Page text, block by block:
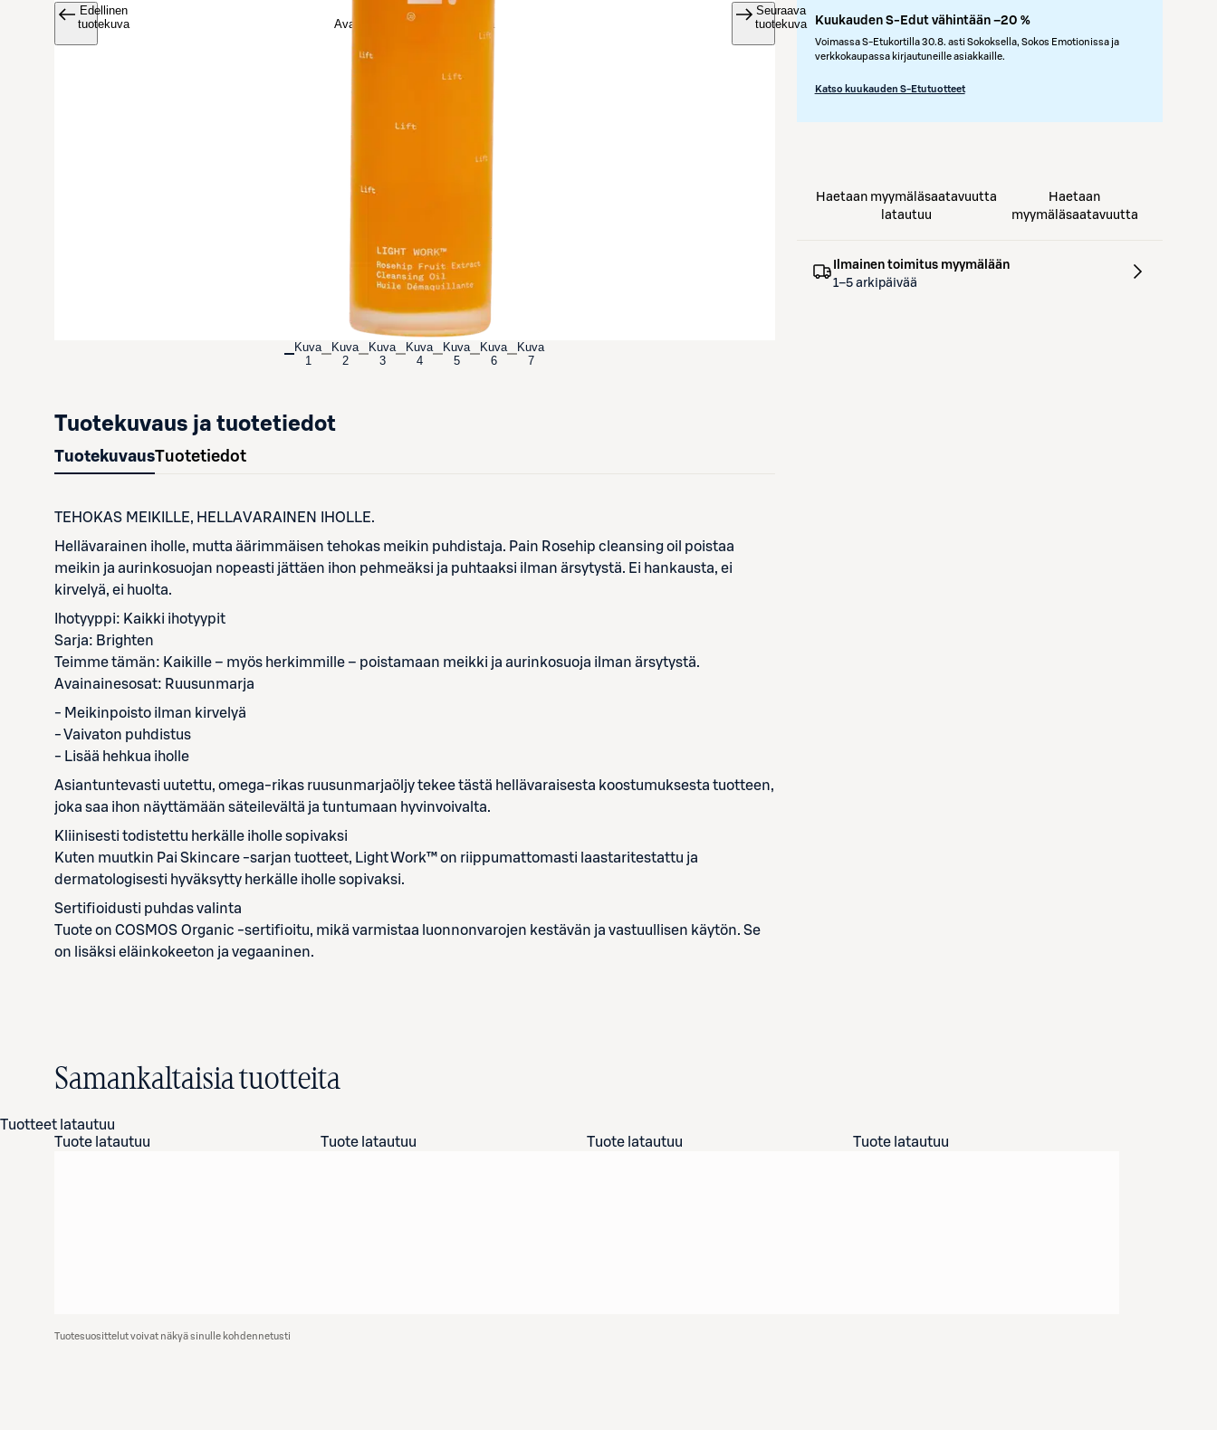
Avaa tuotekuva suurennettuna
Edellinen
tuotekuva
Seuraava
tuotekuva
Kuva
1
Kuva
2
Kuva
3
Kuva
4
Kuva
5
Kuva
6
Kuva
7
Kuukauden S-Edut vähintään –20 %
Voimassa S-Etukortilla 30.8. asti Sokoksella, Sokos Emotionissa ja
verkkokaupassa kirjautuneille asiakkaille.
Katso kuukauden S-Etutuotteet
Haetaan myymäläsaatavuutta
latautuu
Haetaan
myymäläsaatavuutta
Ilmainen toimitus myymälään
1–5 arkipäivää
Tuotekuvaus ja tuotetiedot
TuotekuvausTuotetiedot
TEHOKAS MEIKILLE, HELLAVARAINEN IHOLLE.
Hellävarainen iholle, mutta äärimmäisen tehokas meikin puhdistaja. Pain Rosehip cleansing oil poistaa
meikin ja aurinkosuojan nopeasti jättäen ihon pehmeäksi ja puhtaaksi ilman ärsytystä. Ei hankausta, ei
kirvelyä, ei huolta.
Ihotyyppi: Kaikki ihotyypit
Sarja: Brighten
Teimme tämän: Kaikille – myös herkimmille – poistamaan meikki ja aurinkosuoja ilman ärsytystä.
Avainainesosat: Ruusunmarja
- Meikinpoisto ilman kirvelyä
- Vaivaton puhdistus
- Lisää hehkua iholle
Asiantuntevasti uutettu, omega-rikas ruusunmarjaöljy tekee tästä hellävaraisesta koostumuksesta tuotteen,
joka saa ihon näyttämään säteilevältä ja tuntumaan hyvinvoivalta.
Kliinisesti todistettu herkälle iholle sopivaksi
Kuten muutkin Pai Skincare -sarjan tuotteet, Light Work™ on riippumattomasti laastaritestattu ja
dermatologisesti hyväksytty herkälle iholle sopivaksi.
Sertifioidusti puhdas valinta
Tuote on COSMOS Organic -sertifioitu, mikä varmistaa luonnonvarojen kestävän ja vastuullisen käytön. Se
on lisäksi eläinkokeeton ja vegaaninen.
Samankaltaisia tuotteita
Tuotteet latautuu
Tuote latautuu
Tuote latautuu Tuote latautuu Tuote latautuu
Tuotesuosittelut voivat näkyä sinulle kohdennetusti